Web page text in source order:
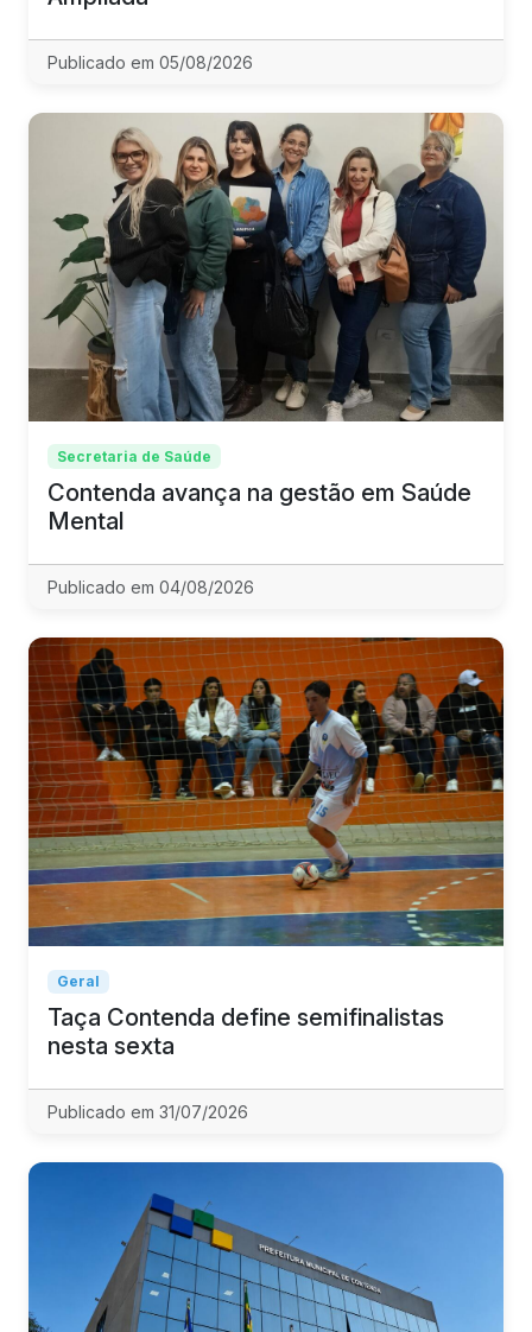
Publicado em 05/08/2026
Secretaria de Saúde
Contenda avança na gestão em Saúde
Mental
Publicado em 04/08/2026
Geral
Taça Contenda define semifinalistas
nesta sexta
Publicado em 31/07/2026